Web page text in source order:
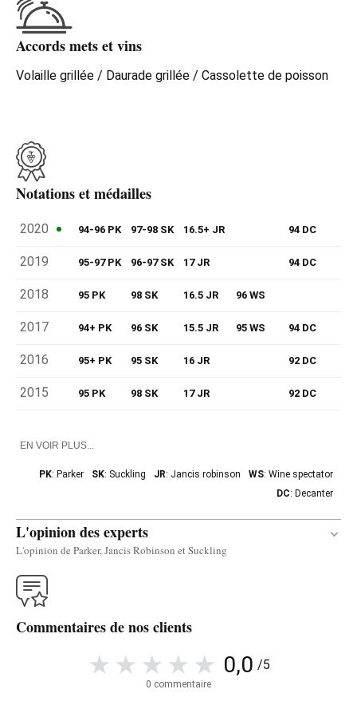
minéralité qui se maintient fermement grâce à l'acidité du
citron vert. Fin de bouche saline.
Accords mets et vins
Volaille grillée / Daurade grillée / Cassolette de poisson
Notations et médailles
2020 94-96 PK 97-98 SK 16.5+ JR 94 DC
2019 95-97 PK 96-97 SK 17 JR 94 DC
2018 95 PK 98 SK 16.5 JR 96 WS
2017 94+ PK 96 SK 15.5 JR 95 WS 94 DC
2016 95+ PK 95 SK 16 JR 92 DC
2015 95 PK 98 SK 17 JR 92 DC
EN VOIR PLUS...
PK: Parker SK: Suckling JR: Jancis robinson WS: Wine spectator
DC: Decanter
L'opinion des experts
L'opinion de Parker, Jancis Robinson et Suckling
Traduire
Sauvignon Blanc and 45% Sémillon) has loads of
exotic fruit—pineapple, green guava and passion
Commentaires de nos clients
0,0 /5
0 commentaire